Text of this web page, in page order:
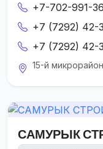
+7-702-991-
+7 (7292) 42-
+7 (7292) 42-
15-й
САМУРЫК